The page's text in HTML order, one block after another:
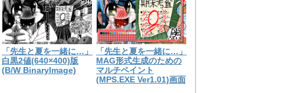
「先生と夏を一緒に…」
白黒2値(640×400)版
(B/W BinaryImage)
「先生と夏を一緒に…」
MAG形式生成のための
マルチペイント
(MPS.EXE Ver1.01)画面